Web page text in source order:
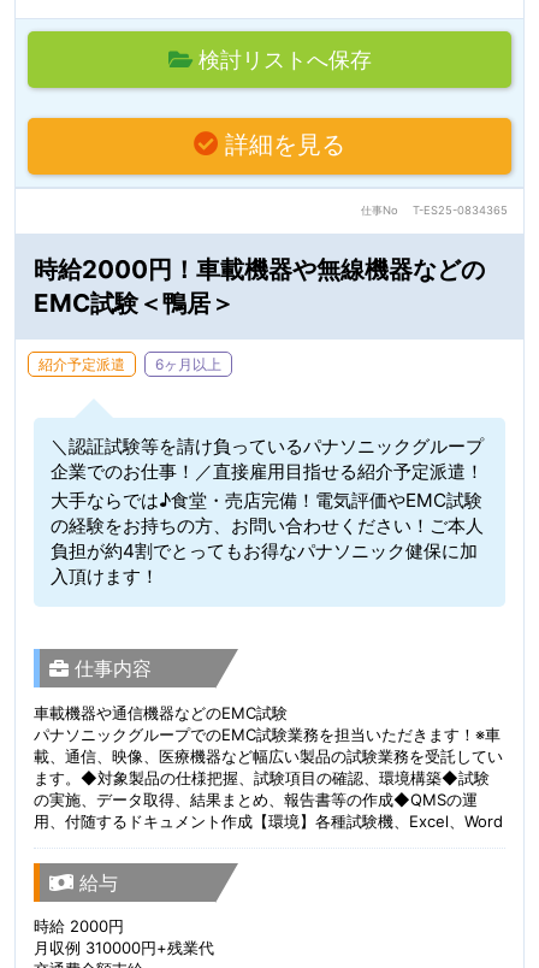
検討リストへ保存
詳細を見る
仕事No T-ES25-0834365
時給2000円！車載機器や無線機器などの
EMC試験＜鴨居＞
紹介予定派遣 6ヶ月以上
＼認証試験等を請け負っているパナソニックグループ
企業でのお仕事！／直接雇用目指せる紹介予定派遣！
大手ならでは♪食堂・売店完備！電気評価やEMC試験
の経験をお持ちの方、お問い合わせください！ご本人
負担が約4割でとってもお得なパナソニック健保に加
入頂けます！
仕事内容
車載機器や通信機器などのEMC試験
パナソニックグループでのEMC試験業務を担当いただきます！※車
載、通信、映像、医療機器など幅広い製品の試験業務を受託してい
ます。◆対象製品の仕様把握、試験項目の確認、環境構築◆試験
の実施、データ取得、結果まとめ、報告書等の作成◆QMSの運
用、付随するドキュメント作成【環境】各種試験機、Excel、Word
給与
時給 2000円
月収例 310000円+残業代